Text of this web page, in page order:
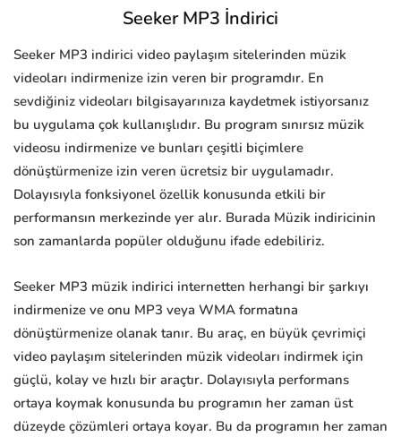
Seeker MP3 İndirici
Seeker MP3 indirici video paylaşım sitelerinden müzik
videoları indirmenize izin veren bir programdır. En
sevdiğiniz videoları bilgisayarınıza kaydetmek istiyorsanız
bu uygulama çok kullanışlıdır. Bu program sınırsız müzik
videosu indirmenize ve bunları çeşitli biçimlere
dönüştürmenize izin veren ücretsiz bir uygulamadır.
Dolayısıyla fonksiyonel özellik konusunda etkili bir
performansın merkezinde yer alır. Burada Müzik indiricinin
son zamanlarda popüler olduğunu ifade edebiliriz.
Seeker MP3 müzik indirici internetten herhangi bir şarkıyı
indirmenize ve onu MP3 veya WMA formatına
dönüştürmenize olanak tanır. Bu araç, en büyük çevrimiçi
video paylaşım sitelerinden müzik videoları indirmek için
güçlü, kolay ve hızlı bir araçtır. Dolayısıyla performans
ortaya koymak konusunda bu programın her zaman üst
düzeyde çözümleri ortaya koyar. Bu da programın her zaman